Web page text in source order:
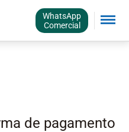
WhatsApp
Comercial
de pagamento